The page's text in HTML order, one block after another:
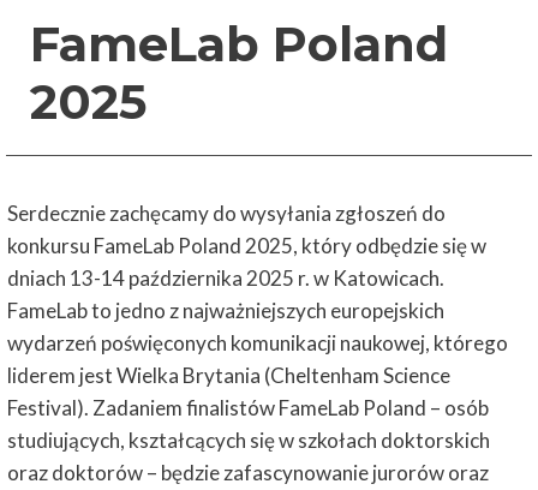
FameLab Poland
2025
Serdecznie zachęcamy do wysyłania zgłoszeń do
konkursu FameLab Poland 2025, który odbędzie się w
dniach 13-14 października 2025 r. w Katowicach.
FameLab to jedno z najważniejszych europejskich
wydarzeń poświęconych komunikacji naukowej, którego
liderem jest Wielka Brytania (Cheltenham Science
Festival). Zadaniem finalistów FameLab Poland – osób
studiujących, kształcących się w szkołach doktorskich
oraz doktorów – będzie zafascynowanie jurorów oraz